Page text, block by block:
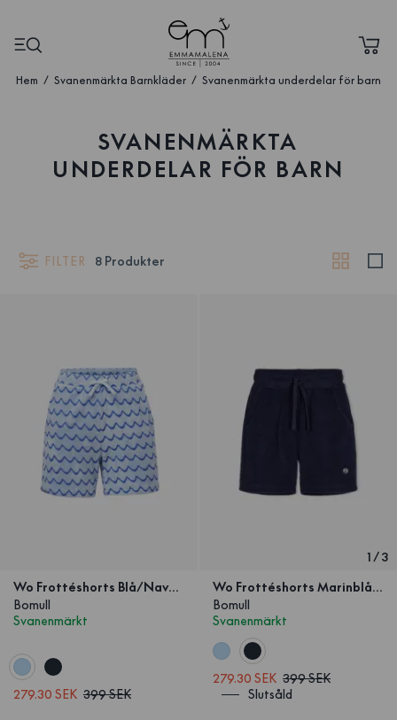
Hem Svanenmärkta Barnkläder Svanenmärkta underdelar för barn
SVANENMÄRKTA
UNDERDELAR FÖR BARN
FILTER 8 Produkter
Wo Frottéshorts Blå/Navy Våg Barn
Bomull
Svanenmärkt
279.30 SEK 399 SEK
1/3
Wo Frottéshorts Marinblå Barn
Bomull
Svanenmärkt
279.30 SEK 399 SEK
Slutsåld